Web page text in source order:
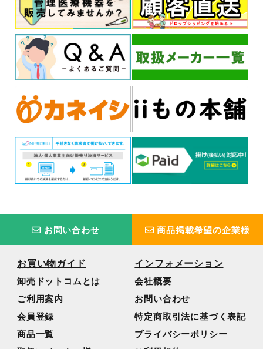
お問い合わせ 商品掲載希望の企業様
お買い物ガイド
卸売ドットコムとは
ご利用案内
会員登録
商品一覧
インフォメーション
会社概要
お問い合わせ
特定商取引法に基づく表記
プライバシーポリシー